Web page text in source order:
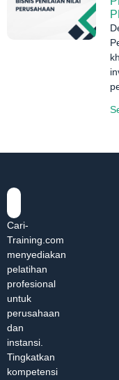
Cari-
Training.com
menyediakan
pelatihan
profesional
untuk
perusahaan
dan
instansi.
Tingkatkan
kompetensi